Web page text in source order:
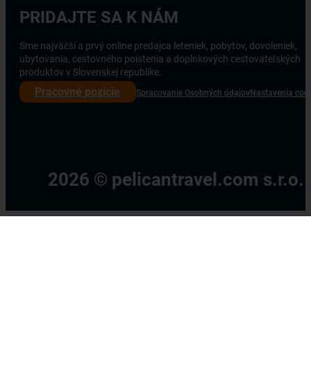
PRIDAJTE SA K NÁM
Sme najväčší a prvý online predajca leteniek, pobytov, dovoleniek,
ubytovania, cestovného poistenia a doplnkových cestovateľských
produktov v Slovenskej republike.
Pracovné pozície Spracovanie Osobných údajovNastavenia
2026 © pelicantravel.com s.r.o.